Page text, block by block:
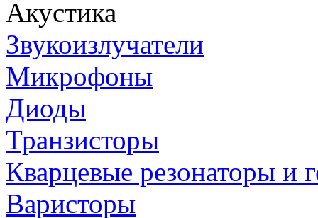
Акустика
Звукоизлучатели
Микрофоны
Диоды
Транзисторы
Кварцевые резонаторы и
Варисторы